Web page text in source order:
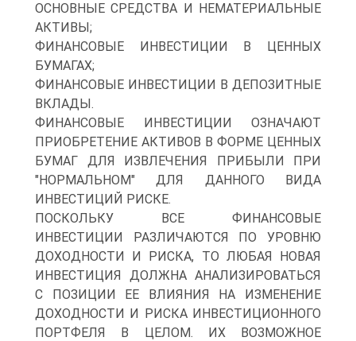
ОСНОВНЫЕ СРЕДСТВА И НЕМАТЕРИАЛЬНЫЕ
АКТИВЫ;
ФИНАНСОВЫЕ ИНВЕСТИЦИИ В ЦЕННЫХ
БУМАГАХ;
ФИНАНСОВЫЕ ИНВЕСТИЦИИ В ДЕПОЗИТНЫЕ
ВКЛАДЫ.
ФИНАНСОВЫЕ ИНВЕСТИЦИИ ОЗНАЧАЮТ
ПРИОБРЕТЕНИЕ АКТИВОВ В ФОРМЕ ЦЕННЫХ
БУМАГ ДЛЯ ИЗВЛЕЧЕНИЯ ПРИБЫЛИ ПРИ
"НОРМАЛЬНОМ" ДЛЯ ДАННОГО ВИДА
ИНВЕСТИЦИЙ РИСКЕ.
ПОСКОЛЬКУ ВСЕ ФИНАНСОВЫЕ
ИНВЕСТИЦИИ РАЗЛИЧАЮТСЯ ПО УРОВНЮ
ДОХОДНОСТИ И РИСКА, ТО ЛЮБАЯ НОВАЯ
ИНВЕСТИЦИЯ ДОЛЖНА АНАЛИЗИРОВАТЬСЯ
С ПОЗИЦИИ ЕЕ ВЛИЯНИЯ НА ИЗМЕНЕНИЕ
ДОХОДНОСТИ И РИСКА ИНВЕСТИЦИОННОГО
ПОРТФЕЛЯ В ЦЕЛОМ. ИХ ВОЗМОЖНОЕ